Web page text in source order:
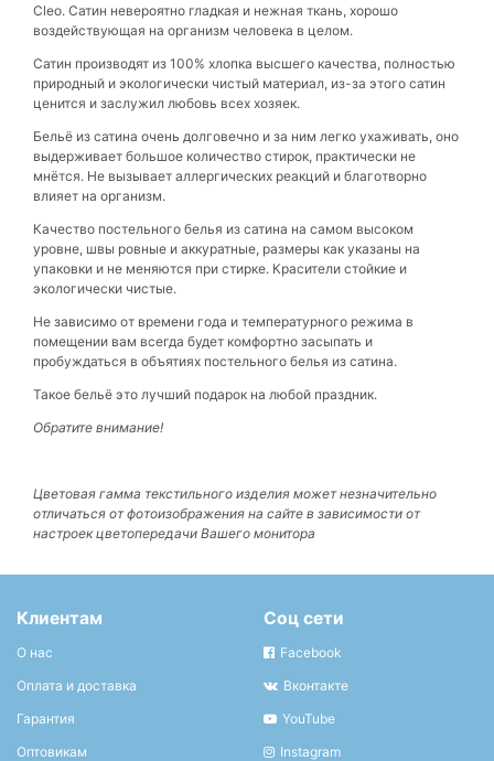
Cleo. Сатин невероятно гладкая и нежная ткань, хорошо
воздействующая на организм человека в целом.
Сатин производят из 100% хлопка высшего качества, полностью
природный и экологически чистый материал, из-за этого сатин
ценится и заслужил любовь всех хозяек.
Бельё из сатина очень долговечно и за ним легко ухаживать, оно
выдерживает большое количество стирок, практически не
мнётся. Не вызывает аллергических реакций и благотворно
влияет на организм.
Качество постельного белья из сатина на самом высоком
уровне, швы ровные и аккуратные, размеры как указаны на
упаковки и не меняются при стирке. Красители стойкие и
экологически чистые.
Не зависимо от времени года и температурного режима в
помещении вам всегда будет комфортно засыпать и
пробуждаться в объятиях постельного белья из сатина.
Такое бельё это лучший подарок на любой праздник.
Обратите внимание!
Цветовая гамма текстильного изделия может незначительно
отличаться от фотоизображения на сайте в зависимости от
настроек цветопередачи Вашего монитора
Клиентам
О нас
Оплата и доставка
Гарантия
Оптовикам
Соц сети
Facebook
Вконтакте
YouTube
Instagram